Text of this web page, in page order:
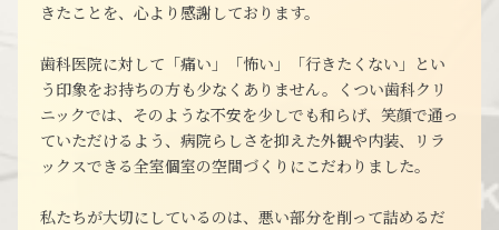
きたことを、心より感謝しております。
歯科医院に対して「痛い」「怖い」「行きたくない」とい
う印象をお持ちの方も少なくありません。くつい歯科クリ
ニックでは、そのような不安を少しでも和らげ、笑顔で通っ
ていただけるよう、病院らしさを抑えた外観や内装、リラ
ックスできる全室個室の空間づくりにこだわりました。
私たちが大切にしているのは、悪い部分を削って詰めるだ